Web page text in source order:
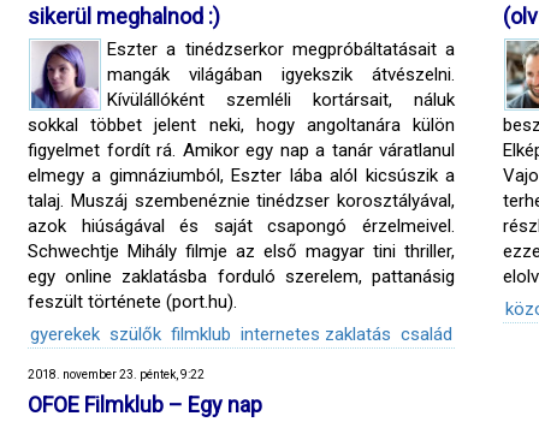
sikerül meghalnod :)
Eszter a tinédzserkor megpróbáltatásait a
mangák világában igyekszik átvészelni.
Kívülállóként szemléli kortársait, náluk
sokkal többet jelent neki, hogy angoltanára külön
figyelmet fordít rá. Amikor egy nap a tanár váratlanul
elmegy a gimnáziumból, Eszter lába alól kicsúszik a
talaj. Muszáj szembenéznie tinédzser korosztályával,
azok hiúságával és saját csapongó érzelmeivel.
Schwechtje Mihály filmje az első magyar tini thriller,
egy online zaklatásba forduló szerelem, pattanásig
feszült története (port.hu).
gyerekek szülők filmklub internetes zaklatás család
2018. november 23. péntek, 9:22
OFOE Filmklub – Egy nap